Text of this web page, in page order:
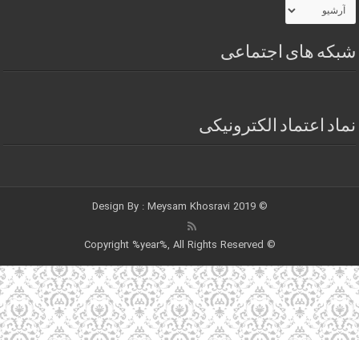
شبکه های اجتماعی
نماد اعتماد الکترونیکی
© 2019 Design By :
Meysam Khosravi
© Copyright %year%, All Rights Reserved